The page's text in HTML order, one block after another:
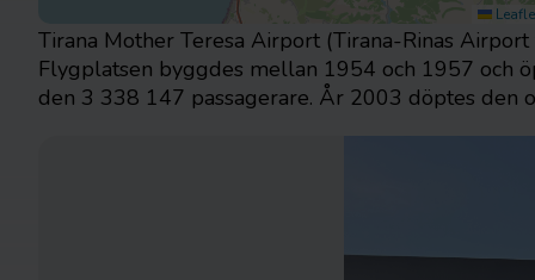
Tirana Mother Teresa Airport (Tirana-Rinas
Flygplatsen byggdes mellan 1954 och 1957 och
den 3 338 147 passagerare. År 2003 döptes den